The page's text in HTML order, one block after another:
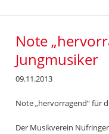
Note
Jungmusiker
09.11.2013
Note „hervorragend“ für
Der Musikverein